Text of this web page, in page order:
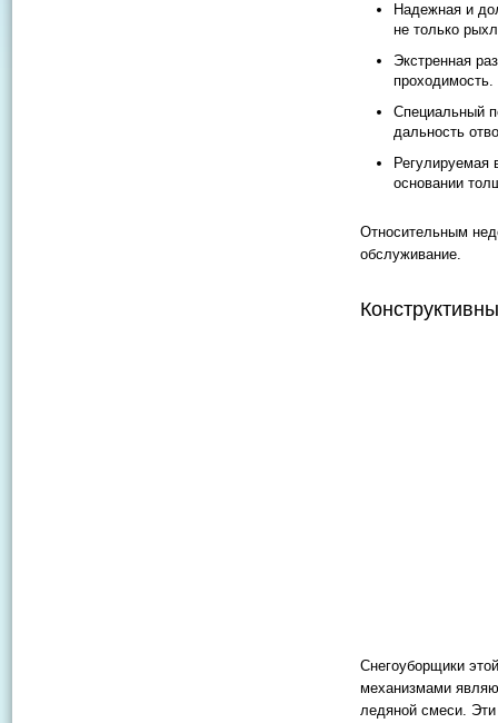
Надежная и
не только
Экстренная
проходимость.
Специальный
дальность
Регулируемая
основании
Относительным
обслуживание.
Снегоуборщики
механизмами
ледяной смеси.